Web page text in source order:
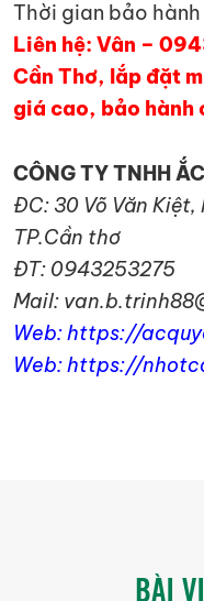
Thời gian bảo
Liên hệ: Vân –
Cần Thơ, lắp đặt
giá cao, bảo hành
CÔNG TY TNHH
ĐC: 30 Võ Văn Kiệt,
TP.Cần thơ
ĐT: 0943253275
Mail:
Web: https://
Web: https://
BÀI